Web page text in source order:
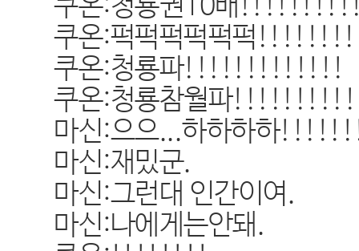
쿠온:청룡권10배
쿠온:퍽퍽퍽퍽퍽퍽
쿠온:청룡파!!!!!!!!!!!!!
쿠온:청룡참월파
마신:으으...하하하하
마신:재밌군.
마신:그런대 인간이여.
마신:나에게는안돼.